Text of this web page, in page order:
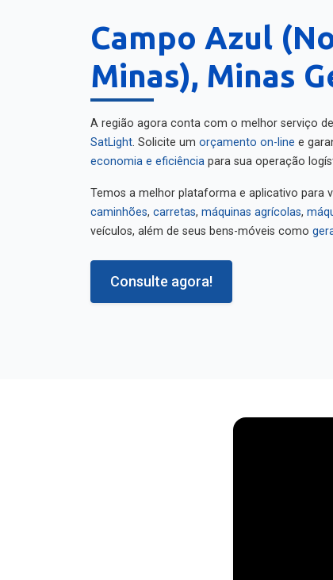
Campo Azul
Minas), Minas
A região agora conta com o melhor serviço de
SatLight
. Solicite um orçamento on-line
e
economia e eficiência
para sua operação
Temos a melhor plataforma e aplicativo para
caminhões
máquinas agrícolas
veículos, além de seus bens-móveis como
Consulte agora!